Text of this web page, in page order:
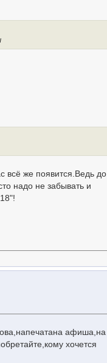
всё же появится.Ведь до
надо не забывать и
афиша,на
хочется